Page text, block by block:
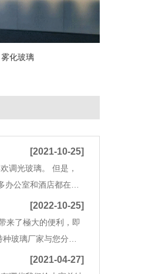
雾化玻璃
[2021-10-25]
光玻璃。 但是，
公室和酒店都在使
口调光玻璃的价格区
[2022-10-25]
来了極大的便利，即
玻璃厂家与您分享
。相信大家都知道这
[2021-04-27]